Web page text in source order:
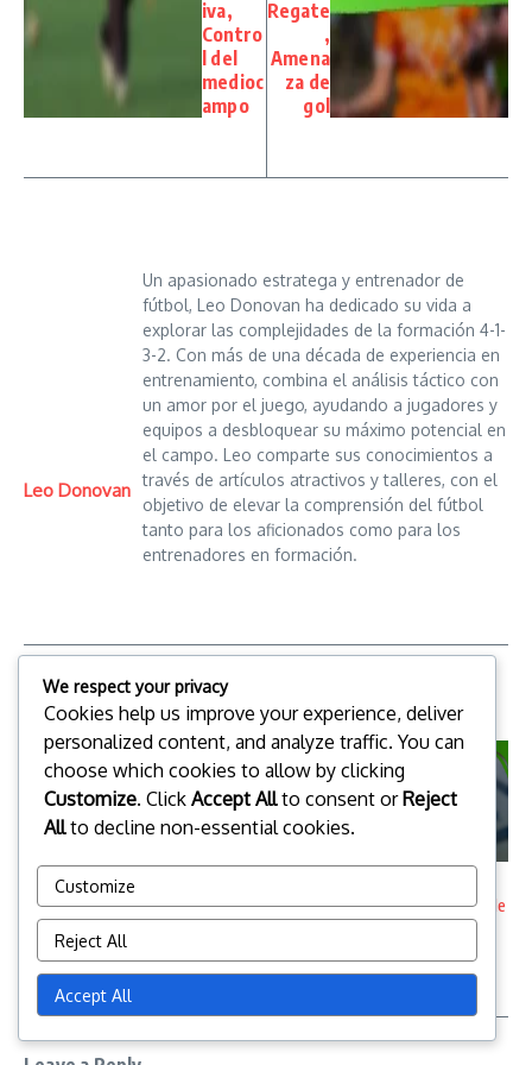
iva,
Contro
l del
medioc
ampo
Regate
,
Amena
za de
gol
Leo Donovan
Un apasionado estratega y entrenador de
fútbol, Leo Donovan ha dedicado su vida a
explorar las complejidades de la formación 4-1-
3-2. Con más de una década de experiencia en
entrenamiento, combina el análisis táctico con
un amor por el juego, ayudando a jugadores y
equipos a desbloquear su máximo potencial en
el campo. Leo comparte sus conocimientos a
través de artículos atractivos y talleres, con el
objetivo de elevar la comprensión del fútbol
tanto para los aficionados como para los
entrenadores en formación.
Related Posts
4-1-3-2 Formación: Organización
defensiva, Profundidad en
ataque, ...
06/02/2026
recuperación del balón, Ajustes de
...
We respect your privacy
Cookies help us improve your experience, deliver
personalized content, and analyze traffic. You can
choose which cookies to allow by clicking
Customize. Click Accept Allto consent orReject
Allto decline non-essential cookies.
Customize
Reject All
Accept All